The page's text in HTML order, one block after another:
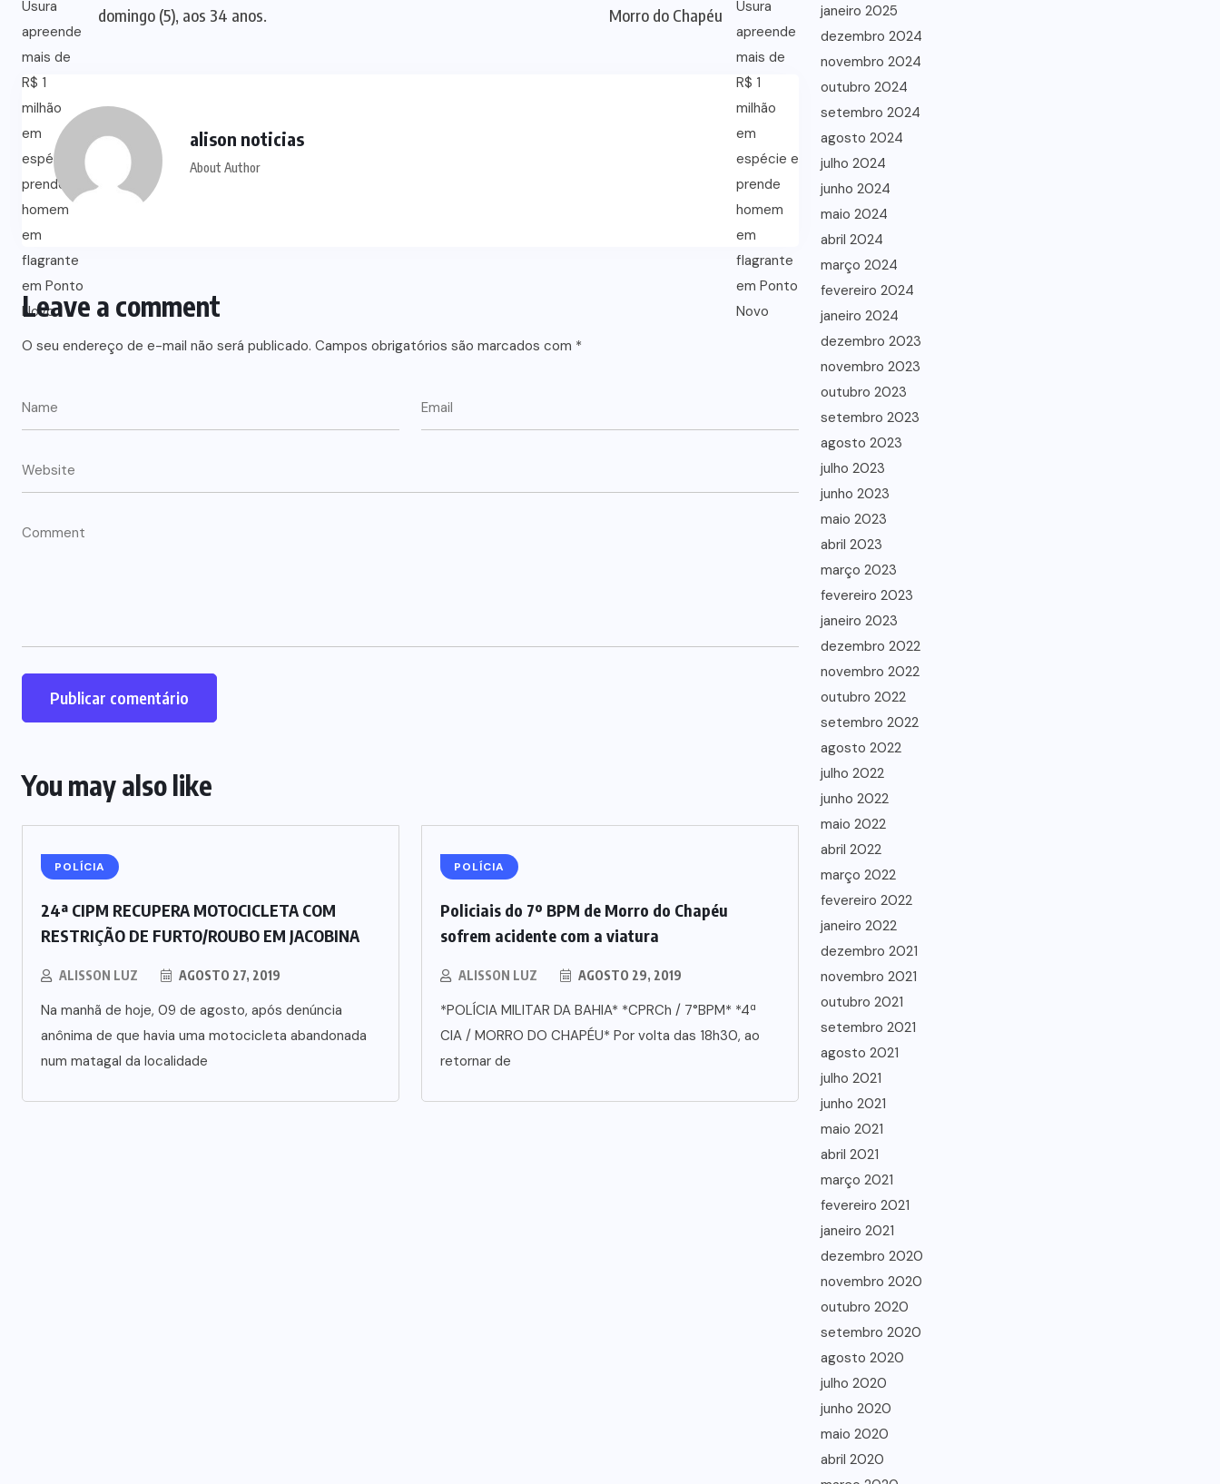
domingo (5), aos 34 anos.
Morro do Chapéu
alison noticias
About Author
Leave a comment
O seu endereço de e-mail não será publicado. Campos obrigatórios são marcados com *
You may also like
POLÍCIA
24ª CIPM RECUPERA MOTOCICLETA COM
RESTRIÇÃO DE FURTO/ROUBO EM JACOBINA
ALISSON LUZ AGOSTO 27, 2019
Na manhã de hoje, 09 de agosto, após denúncia
anônima de que havia uma motocicleta abandonada
num matagal da localidade
POLÍCIA
Policiais do 7º BPM de Morro do Chapéu
sofrem acidente com a viatura
ALISSON LUZ AGOSTO 29, 2019
*POLÍCIA MILITAR DA BAHIA* *CPRCh / 7°BPM* *4ª
CIA / MORRO DO CHAPÉU* Por volta das 18h30, ao
retornar de
janeiro 2025
dezembro 2024
novembro 2024
outubro 2024
setembro 2024
agosto 2024
julho 2024
junho 2024
maio 2024
abril 2024
março 2024
fevereiro 2024
janeiro 2024
dezembro 2023
novembro 2023
outubro 2023
setembro 2023
agosto 2023
julho 2023
junho 2023
maio 2023
abril 2023
março 2023
fevereiro 2023
janeiro 2023
dezembro 2022
novembro 2022
outubro 2022
setembro 2022
agosto 2022
julho 2022
junho 2022
maio 2022
abril 2022
março 2022
fevereiro 2022
janeiro 2022
dezembro 2021
novembro 2021
outubro 2021
setembro 2021
agosto 2021
julho 2021
junho 2021
maio 2021
abril 2021
março 2021
fevereiro 2021
janeiro 2021
dezembro 2020
novembro 2020
outubro 2020
setembro 2020
agosto 2020
julho 2020
junho 2020
maio 2020
abril 2020